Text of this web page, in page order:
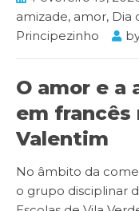
amizade, amor, Dia
Principezinho
O amor e a
em francês
Valentim
No âmbito da
o grupo disciplinar